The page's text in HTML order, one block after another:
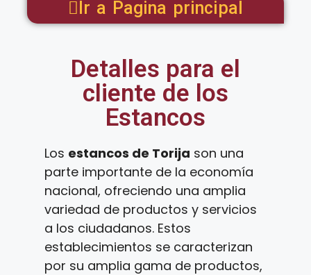
Ir a Pagina principal
Detalles para el
cliente de los
Estancos
Los estancos de Torija son una
parte importante de la economía
nacional, ofreciendo una amplia
variedad de productos y servicios
a los ciudadanos. Estos
establecimientos se caracterizan
por su amplia gama de productos,